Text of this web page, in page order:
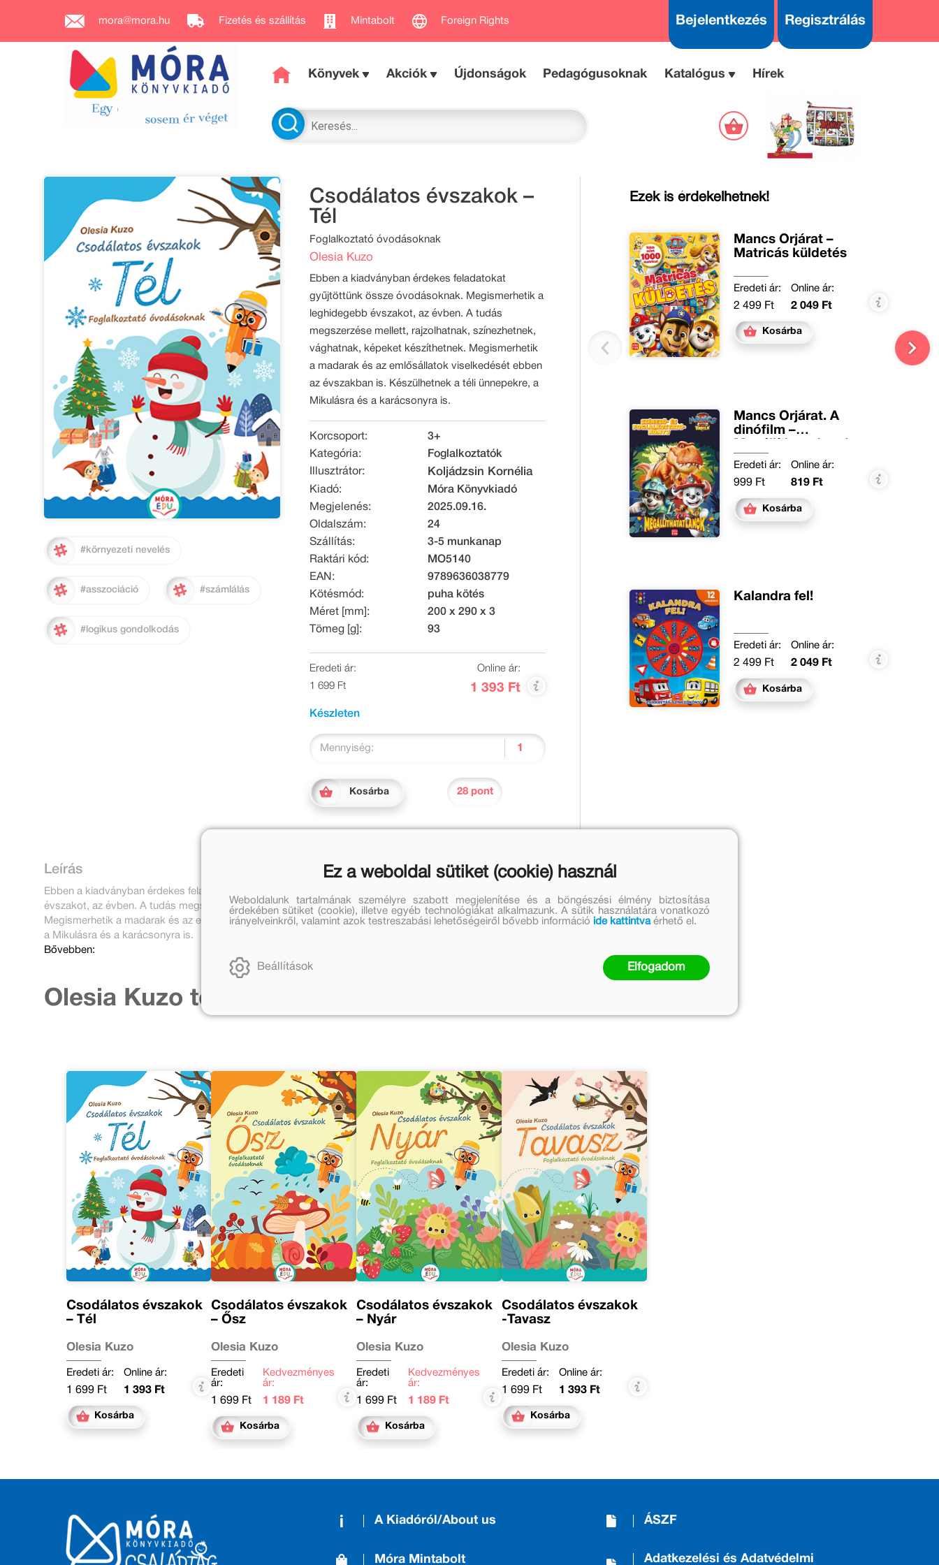
mora@mora.hu Fizetés és szállítás Mintabolt Foreign Rights Bejelentkezés Regisztrálás
Könyvek Akciók Újdonságok Pedagógusoknak Katalógus Hírek
#környezeti nevelés
#asszociáció #számlálás
#logikus gondolkodás
Csodálatos évszakok –
Tél
Foglalkoztató óvodásoknak
Olesia Kuzo
Ebben a kiadványban érdekes feladatokat
gyűjtöttünk össze óvodásoknak. Megismerhetik a
leghidegebb évszakot, az évben. A tudás
megszerzése mellett, rajzolhatnak, színezhetnek,
vághatnak, képeket készíthetnek. Megismerhetik
a madarak és az emlősállatok viselkedését ebben
az évszakban is. Készülhetnek a téli ünnepekre, a
Mikulásra és a karácsonyra is.
Korcsoport:
3+
Kategória:
Foglalkoztatók
Illusztrátor:
Koljádzsin Kornélia
Kiadó:
Móra Könyvkiadó
Megjelenés:
2025.09.16.
Oldalszám:
24
Szállítás:
3-5 munkanap
Raktári kód:
MO5140
EAN:
9789636038779
Kötésmód:
puha kötés
Méret [mm]:
200 x 290 x 3
Tömeg [g]:
93
Eredeti ár:
1 699 Ft
Online ár:
1 393 Ft
Készleten
Mennyiség:
Kosárba 28 pont
Leírás
Ebben a kiadványban érdekes feladatokat gyűjtöttünk össze óvodásoknak. Megismerhetik a leghidegebb
évszakot, az évben. A tudás megszerzése mellett, rajzolhatnak, színezhetnek, vághatnak, képeket készíthetnek.
Megismerhetik a madarak és az emlősállatok viselkedését ebben az évszakban is. Készülhetnek a téli ünnepekre,
a Mikulásra és a karácsonyra is.
Bővebben:
Ezek is érdekelhetnek!
Mancs Őrjárat –
Matricás küldetés
Eredeti ár:
2 499 Ft
Online ár:
2 049 Ft
Kosárba
Mancs Őrjárat. A
dinófilm –
Eredeti ár:
999 Ft
Online ár:
819 Ft
Kosárba
Kalandra fel!
Eredeti ár:
2 499 Ft
Online ár:
2 049 Ft
Kosárba
Olesia Kuzo további művei
Csodálatos évszakok
– Tél
Olesia Kuzo
Eredeti ár:
1 699 Ft
Online ár:
1 393 Ft
Kosárba
Csodálatos évszakok
– Ősz
Olesia Kuzo
Eredeti
ár:
1 699 Ft
Kedvezményes
ár:
1 189 Ft
Kosárba
Csodálatos évszakok
– Nyár
Olesia Kuzo
Eredeti
ár:
1 699 Ft
Kedvezményes
ár:
1 189 Ft
Kosárba
Csodálatos évszakok
-Tavasz
Olesia Kuzo
Eredeti ár:
1 699 Ft
Online ár:
1 393 Ft
Kosárba
A Kiadóról/About us
Móra Mintabolt
ÁSZF
Adatkezelési és Adatvédelmi
Ez a weboldal sütiket (cookie) használ
Weboldalunk tartalmának személyre szabott megjelenítése és a böngészési élmény biztosítása
érdekében sütiket (cookie), illetve egyéb technológiákat alkalmazunk. A sütik használatára vonatkozó
irányelveinkről, valamint azok testreszabási lehetőségeiről bővebb információ ide kattintvaérhető el.
Beállítások Elfogadom